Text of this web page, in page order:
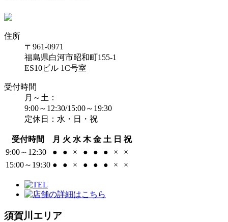
住所
〒961-0971
福島県白河市昭和町155-1
ES10ビル 1C号室
受付時間
月～土：
9:00～12:30/15:00～19:30
定休日：水・日・祝
受付時間 月 火 水 木 金 土 日 祝
9:00～12:30
● ● × ● ● ● ×
×
15:00～19:30 ● ● × ● ● ● × ×
須賀川エリア